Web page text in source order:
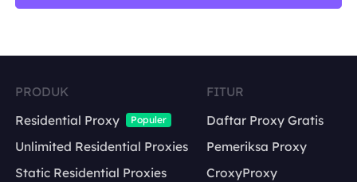
PRODUK
Residential Proxy
Populer
Unlimited Residential Proxies
Static Residential Proxies
FITUR
Daftar Proxy Gratis
Pemeriksa Proxy
CroxyProxy